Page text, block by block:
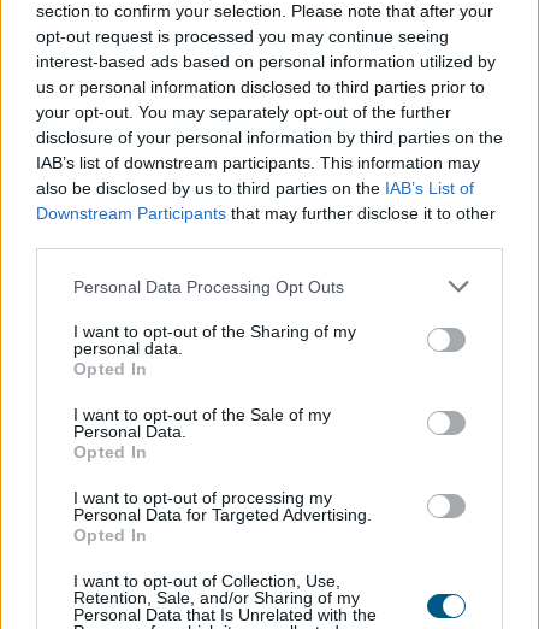
section to confirm your selection. Please note that after your
opt-out request is processed you may continue seeing
interest-based ads based on personal information utilized by
us or personal information disclosed to third parties prior to
your opt-out. You may separately opt-out of the further
disclosure of your personal information by third parties on the
IAB’s list of downstream participants. This information may
also be disclosed by us to third parties on the IAB’s List of
Downstream Participants that may further disclose it to other
Please note that this website/app uses one or more Google
not limited to your visit or usage behaviour. You may click to
grant or deny consent to Google and its third-party tags to
use your data for below specified purposes in below Google
consent section.
Personal Data Processing Opt Outs
I want to opt-out of the Sharing of my
personal data.
Opted In
I want to opt-out of the Sale of my
Personal Data.
Opted In
I want to opt-out of processing my
Personal Data for Targeted Advertising.
Opted In
I want to opt-out of Collection, Use,
Retention, Sale, and/or Sharing of my
Personal Data that Is Unrelated with the
Stabilcoin APY fogalma, jelentése és értelmezése – hogyan
működik a stabilcoinok éves hozama?